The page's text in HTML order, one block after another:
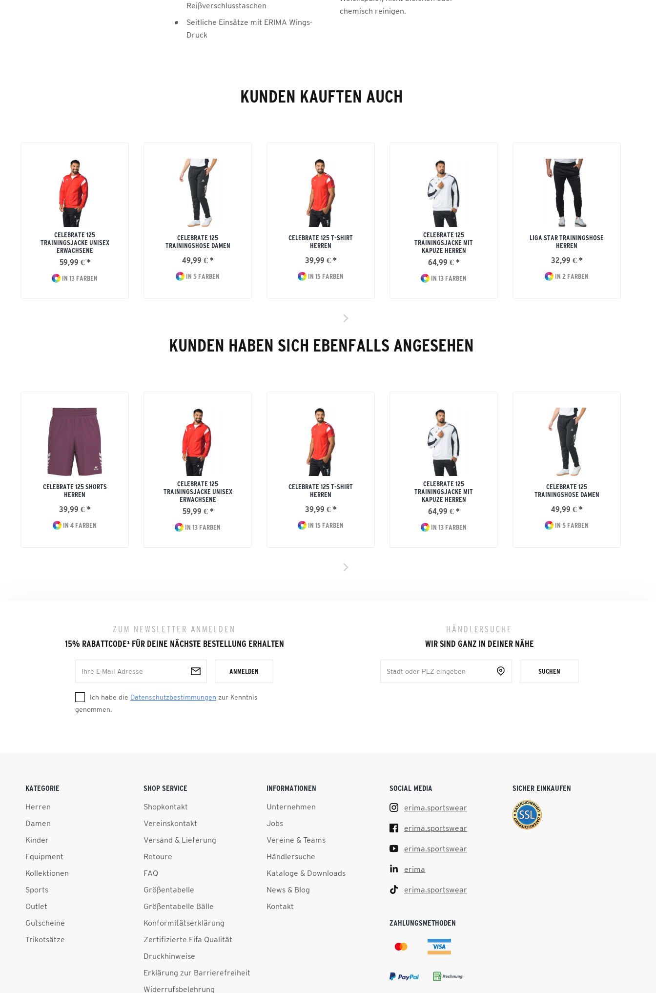
Reißverschlusstaschen
Seitliche Einsätze mit ERIMA Wings-
Druck
chemisch reinigen.
KUNDEN KAUFTEN AUCH
CELEBRATE 125
TRAININGSJACKE UNISEX
ERWACHSENE
59,99 € *
IN 13 FARBEN
CELEBRATE 125
TRAININGSHOSE DAMEN
49,99 € *
IN 5 FARBEN
CELEBRATE 125 T-SHIRT
HERREN
39,99 € *
IN 15 FARBEN
CELEBRATE 125
TRAININGSJACKE MIT
KAPUZE HERREN
64,99 € *
IN 13 FARBEN
LIGA STAR TRAININGSHOSE
HERREN
32,99 € *
IN 2 FARBEN
KUNDEN HABEN SICH EBENFALLS ANGESEHEN
CELEBRATE 125 SHORTS
HERREN
39,99 € *
IN 4 FARBEN
CELEBRATE 125
TRAININGSJACKE UNISEX
ERWACHSENE
59,99 € *
IN 13 FARBEN
CELEBRATE 125 T-SHIRT
HERREN
39,99 € *
IN 15 FARBEN
CELEBRATE 125
TRAININGSJACKE MIT
KAPUZE HERREN
64,99 € *
IN 13 FARBEN
CELEBRATE 125
TRAININGSHOSE DAMEN
49,99 € *
IN 5 FARBEN
ZUM NEWSLETTER ANMELDEN
15% RABATTCODE¹FÜR DEINE NÄCHSTE BESTELLUNG ERHALTEN
ANMELDEN
Ich habe die Datenschutzbestimmungen zur Kenntnis
genommen.
HÄNDLERSUCHE
WIR SIND GANZ IN DEINER NÄHE
SUCHEN
KATEGORIE
Herren
Damen
Kinder
Equipment
Kollektionen
Sports
Outlet
Gutscheine
Trikotsätze
SHOP SERVICE
Shopkontakt
Vereinskontakt
Versand & Lieferung
Retoure
FAQ
Größentabelle
Größentabelle Bälle
Konformitätserklärung
Zertifizierte Fifa Qualität
Druckhinweise
Erklärung zur Barrierefreiheit
Widerrufsbelehrung
INFORMATIONEN
Unternehmen
Jobs
Vereine & Teams
Händlersuche
Kataloge & Downloads
News & Blog
Kontakt
SOCIAL MEDIA
erima.sportswear
erima.sportswear
erima.sportswear
erima
erima.sportswear
ZAHLUNGSMETHODEN
SICHER EINKAUFEN